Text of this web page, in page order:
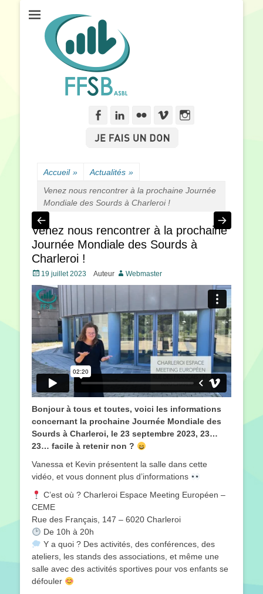
Fédération Francophone des Sourds de Belgique
FacebookLinkedln
Flickr Vimeo
Accueil » Actualités »
Venez nous rencontrer à la prochaine Journée
Mondiale des Sourds à Charleroi !
Venez nous rencontrer à la prochaine
Journée Mondiale des Sourds à
Charleroi !
Posté
le
19 juillet 2023 Auteur Webmaster
Bonjour à tous et toutes, voici les informations
concernant la prochaine Journée Mondiale des
Sourds à Charleroi, le 23 septembre 2023, 23…
23… facile à retenir non ?
Vanessa et Kevin présentent la salle dans cette
vidéo, et vous donnent plus d’informations
C’est où ? Charleroi Espace Meeting Européen –
CEME
Rue des Français, 147 – 6020 Charleroi
De 10h à 20h
Y a quoi ? Des activités, des conférences, des
ateliers, les stands des associations, et même une
salle avec des activités sportives pour vos enfants se
défouler